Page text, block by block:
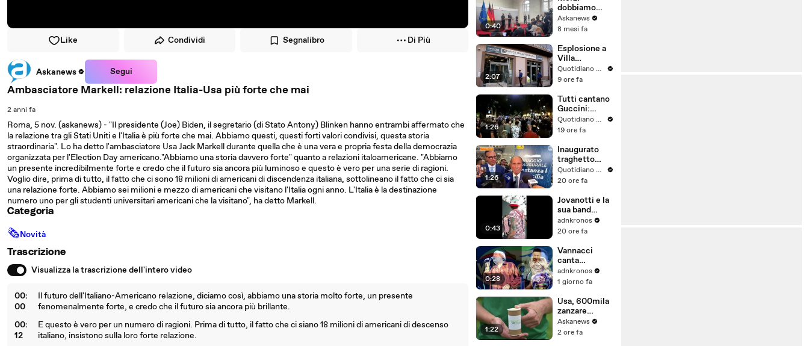
Like Condividi Segnalibro Di Più
Askanews Segui
Ambasciatore Markell: relazione Italia-Usa più forte che mai
2 anni fa
Roma, 5 nov. (askanews) - "Il presidente (Joe) Biden, il segretario (di Stato Antony) Blinken hanno entrambi affermato che
la relazione tra gli Stati Uniti e l'Italia è più forte che mai. Abbiamo questi, questi forti valori condivisi, questa storia
straordinaria". Lo ha detto l'ambasciatore Usa Jack Markell durante quella che è una vera e propria festa della democrazia
organizzata per l'Election Day americano."Abbiamo una storia davvero forte" quanto a relazioni italoamericane. "Abbiamo
un presente incredibilmente forte e credo che il futuro sia ancora più luminoso e questo è vero per una serie di ragioni.
Voglio dire, prima di tutto, il fatto che ci sono 18 milioni di americani di discendenza italiana, sottolineano il fatto che ci sia
una relazione forte. Abbiamo sei milioni e mezzo di americani che visitano l'Italia ogni anno. L'Italia è la destinazione
numero uno per gli studenti universitari americani che la visitano", ha detto Markell.
Categoria
🗞Novità
Trascrizione
Visualizza la trascrizione dell'intero video
00:
00
Il futuro dell'Italiano-Americano relazione, diciamo così, abbiamo una storia molto forte, un presente
fenomenalmente forte, e credo che il futuro sia ancora più brillante.
00:
12
E questo è vero per un numero di ragioni. Prima di tutto, il fatto che ci siano 18 milioni di americani di descenso
italiano, insistono sulla loro forte relazione.
forte"
0:40
dobbiamo
diventare
molto più
dagli Usa
Askanews
8 mesi fa
2:07
Esplosione a
Villa
Verucchio,
assalto al
video della
filiale
devastata
Quotidiano Nazionale
9 ore fa
1:26
Tutti cantano
Guccini:
centinaia di
persone in via
Quotidiano Nazionale
19 ore fa
1:26
Inaugurato
traghetto
Costanza I di
Sicilia,
"Mantenuto
impegni presi"
Quotidiano Nazionale
20 ore fa
0:43
Jovanotti e la
sua band
rendono
omaggio al
Guccini -
Video
adnkronos
20 ore fa
0:28
Vannacci
canta
"L'avvelenata"
di Guccini,
canzone" -
Video
adnkronos
1 giorno fa
1:22
Usa, 600mila
zanzare
liberate per
combattere le
Askanews
2 ore fa